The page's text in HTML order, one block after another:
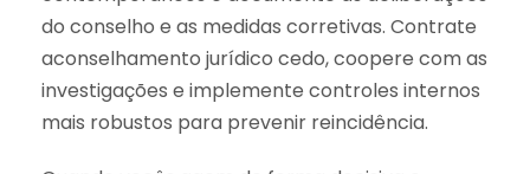
do conselho e as medidas corretivas. Contrate
aconselhamento jurídico cedo, coopere com as
investigações e implemente controles internos
mais robustos para prevenir reincidência.